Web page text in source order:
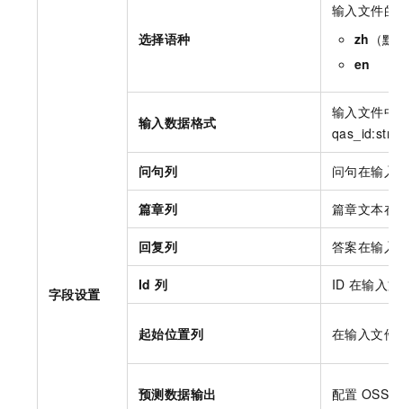
字段设置
选择语种
输入文件的
zh （
en
输入数据格式
输入文件中
问句列 问句在输入
篇章列 篇章文本在
回复列 答案在输入
Id 列 ID 在输入
起始位置列 在输入文件
预测数据输出 配置 OSS